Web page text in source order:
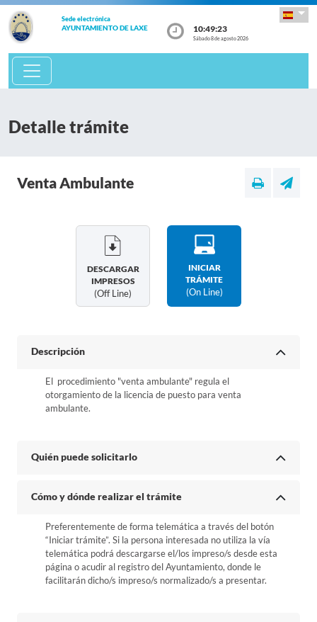
Sede electrónica
AYUNTAMIENTO DE LAXE 10:49:23
Sábado 8 de agosto 2026
Detalle trámite
Venta Ambulante
DESCARGAR
IMPRESOS
(off Line)
INICIAR
TRÁMITE
(on Line)
Descripción
El procedimiento "venta ambulante" regula el
otorgamiento de la licencia de puesto para venta
ambulante.
Quién puede solicitarlo
Cómo y dónde realizar el trámite
Preferentemente de forma telemática a través del botón
“Iniciar trámite”. Si la persona interesada no utiliza la vía
telemática podrá descargarse el/los impreso/s desde esta
página o acudir al registro del Ayuntamiento, donde le
facilitarán dicho/s impreso/s normalizado/s a presentar.